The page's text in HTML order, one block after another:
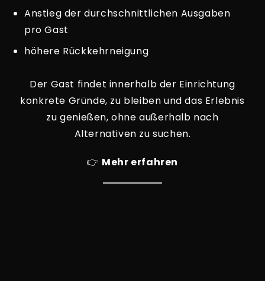
Anstieg der durchschnittlichen Ausgaben
pro Gast
höhere Rückkehrneigung
Der Gast findet innerhalb der Einrichtung
konkrete Gründe, zu bleiben und das Erlebnis
zu genießen, ohne außerhalb nach
Alternativen zu suchen.
👉 Mehr erfahren